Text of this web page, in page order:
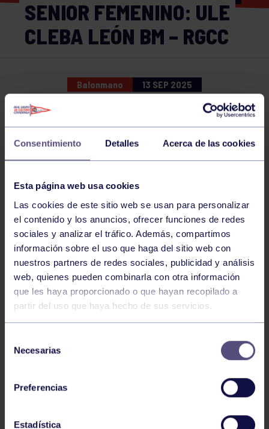
Consentimiento Detalles Acerca de las cookies
Esta página web usa cookies
Las cookies de este sitio web se usan para personalizar
el contenido y los anuncios, ofrecer funciones de redes
sociales y analizar el tráfico. Además, compartimos
información sobre el uso que haga del sitio web con
nuestros partners de redes sociales, publicidad y análisis
web, quienes pueden combinarla con otra información
que les haya proporcionado o que hayan recopilado a
partir del uso que haya hecho de sus servicios.
Necesarias
Preferencias
Estadística
SENIOR FEMENINO: ULE
CLEBA LEÓN BM – RGCC
Balonmano 13 SEP 2025
NOTICIAS RELACIONADAS
Balonmano 25 May 2026
LEO CARDELI, CONVOCADO CON
ESPAÑA